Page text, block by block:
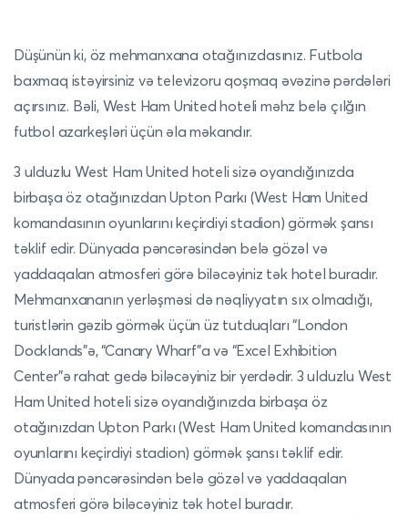
Düşünün ki, öz mehmanxana otağınızdasınız. Futbola
baxmaq istəyirsiniz və televizoru qoşmaq əvəzinə pərdələri
açırsınız. Bəli, West Ham United hoteli məhz belə çılğın
futbol azarkeşləri üçün əla məkandır.
3 ulduzlu West Ham United hoteli sizə oyandığınızda
birbaşa öz otağınızdan Upton Parkı (West Ham United
komandasının oyunlarını keçirdiyi stadion) görmək şansı
təklif edir. Dünyada pəncərəsindən belə gözəl və
yaddaqalan atmosferi görə biləcəyiniz tək hotel buradır.
Mehmanxananın yerləşməsi də nəqliyyatın sıx olmadığı,
turistlərin gəzib görmək üçün üz tutduqları “London
Docklands”ə, “Canary Wharf”a və “Excel Exhibition
Center”ə rahat gedə biləcəyiniz bir yerdədir. 3 ulduzlu West
Ham United hoteli sizə oyandığınızda birbaşa öz
otağınızdan Upton Parkı (West Ham United komandasının
oyunlarını keçirdiyi stadion) görmək şansı təklif edir.
Dünyada pəncərəsindən belə gözəl və yaddaqalan
atmosferi görə biləcəyiniz tək hotel buradır.